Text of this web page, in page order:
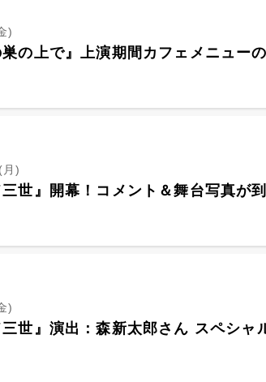
)
巣の上で』上演期間カフェメニュー
)
三世』開幕！コメント＆舞台写真が到
)
三世』演出：森新太郎さん スペシャ